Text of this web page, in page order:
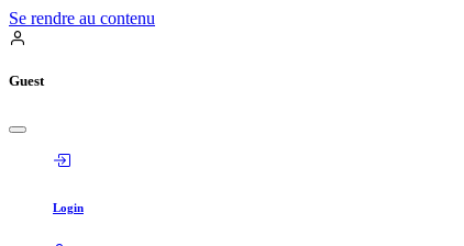
Se rendre au contenu
Guest
Login